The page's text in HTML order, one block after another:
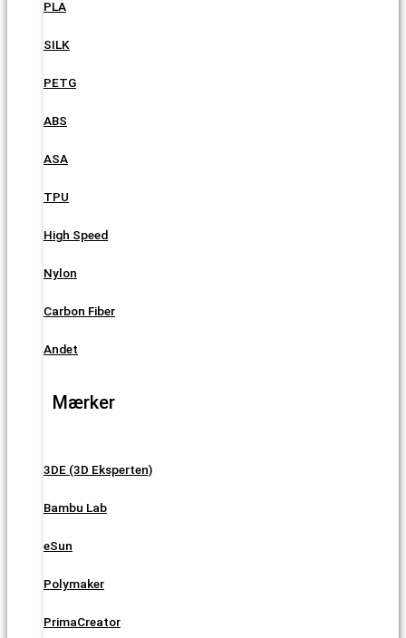
PLA
SILK
PETG
ABS
ASA
TPU
High Speed
Nylon
Carbon Fiber
Andet
Mærker
3DE (3D Eksperten)
Bambu Lab
eSun
Polymaker
PrimaCreator